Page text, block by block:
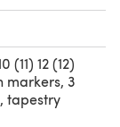
(11) 12 (12)
markers, 3
tapestry